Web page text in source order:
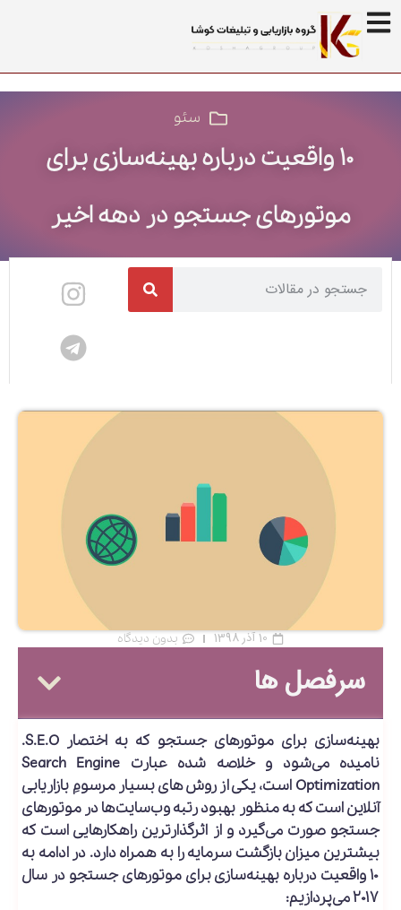
سئو
۱۰ واقعیت درباره بهینه‌سازی برای
موتورهای جستجو در دهه اخیر
10 آذر 1398 بدون دیدگاه
سرفصل ها
بهینه‌سازی برای موتورهای جستجو
که به اختصار S.E.O.
نامیده می‌شود و خلاصه شده عبارت Search Engine
Optimization است، یکی از روش‌های بسیار مرسومِ بازاریابی
آنلاین است که به منظور بهبود رتبه وب‌سایت‌ها در موتورهای
جستجو صورت می‌گیرد و از اثرگذارترین راهکارهایی است که
بیشترین میزان بازگشت سرمایه را به همراه دارد. در ادامه به
۱۰ واقعیت درباره بهینه‌سازی برای موتورهای جستجو در سال
۲۰۱۷ می‌پردازیم: